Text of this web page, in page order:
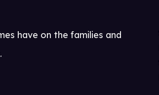
have on the families and